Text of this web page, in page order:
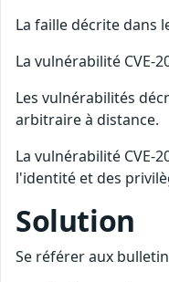
La faille décrite dans
La vulnérabilité CVE-
Les vulnérabilités
arbitraire à distance.
La vulnérabilité CVE-
l'identité et des
Solution
Se référer aux